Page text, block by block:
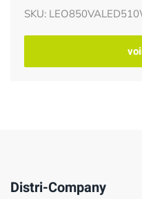
SKU:
Distri-Company